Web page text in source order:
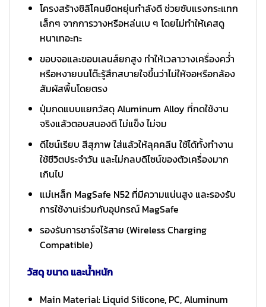
โครงสร้างซิลิโคนยืดหยุ่นกำลังดี ช่วยซับแรงกระแทก
เล็กๆ จากการวางหรือหล่นเบ ๆ โดยไม่ทำให้เคสดู
หนาเทอะทะ
ขอบจอและขอบเลนส์ยกสูง ทำให้เวลาวางเครื่องคว่ำ
หรือหงายบนโต๊ะรู้สึกสบายใจขึ้นว่าไม่ให้จอหรือกล้อง
สัมผัสพื้นโดยตรง
ปุ่มกดแบบแยกวัสดุ Aluminum Alloy ที่กดใช้งาน
จริงแล้วตอบสนองดี ไม่แข็ง ไม่จม
ดีไซน์เรียบ สีสุภาพ ใส่แล้วให้ลุคคลีน ใช้ได้ทั้งทำงาน
ใช้ชีวิตประจำวัน และไม่กลบดีไซน์ของตัวเครื่องมาก
เกินไป
แม่เหล็ก MagSafe N52 ที่มีความแน่นสูง และรองรับ
การใช้งานiร่วมกับอุปกรณ์ MagSafe
รองรับการชาร์จไร้สาย (Wireless Charging
Compatible)
วัสดุ ขนาด และน้ำหนัก
Main Material: Liquid Silicone, PC, Aluminum